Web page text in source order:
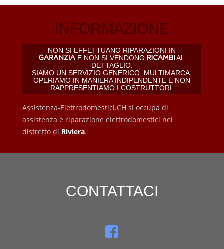
INFORMAZIONE
NON SI EFFETTUANO RIPARAZIONI IN
E NON SI VENDONO
AL
DETTAGLIO.
SIAMO UN SERVIZIO GENERICO, MULTIMARCA,
OPERIAMO IN MANIERA INDIPENDENTE E NON
RAPPRESENTIAMO I COSTRUTTORI.
Assistenza-Elettrodomestici.CH si occupa di
assistenza e riparazione elettrodomestici nel
distretto di Riviera.
CONTATTACI